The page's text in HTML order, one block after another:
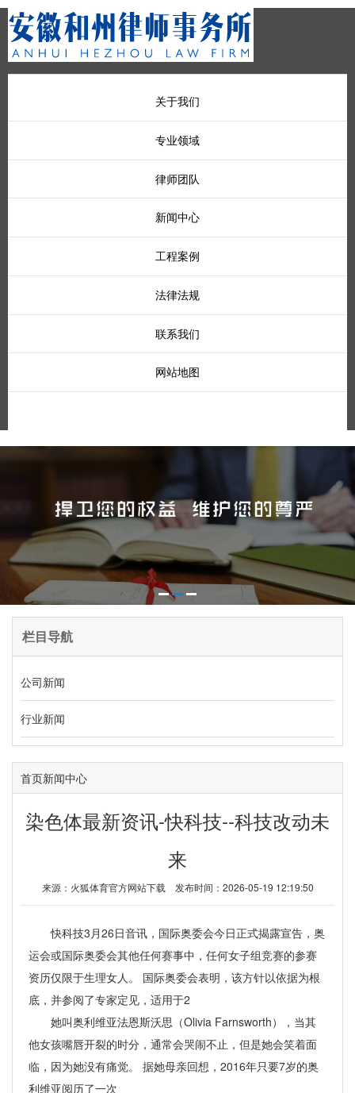
关于我们
专业领域
律师团队
新闻中心
工程案例
法律法规
联系我们
网站地图
栏目导航
公司新闻
行业新闻
首页新闻中心
染色体最新资讯-快科技--科技改动未
来
来源： 火狐体育官方网站下载 发布时间：2026-05-19 12:19:50
快科技3月26日音讯，国际奥委会今日正式揭露宣告，奥
运会或国际奥委会其他任何赛事中，任何女子组竞赛的参赛
资历仅限于生理女人。 国际奥委会表明，该方针以依据为根
底，并参阅了专家定见，适用于2
她叫奥利维亚法恩斯沃思（Olivia Farnsworth），当其
他女孩嘴唇开裂的时分，通常会哭闹不止，但是她会笑着面
临，因为她没有痛觉。 据她母亲回想，2016年只要7岁的奥
利维亚阅历了一次